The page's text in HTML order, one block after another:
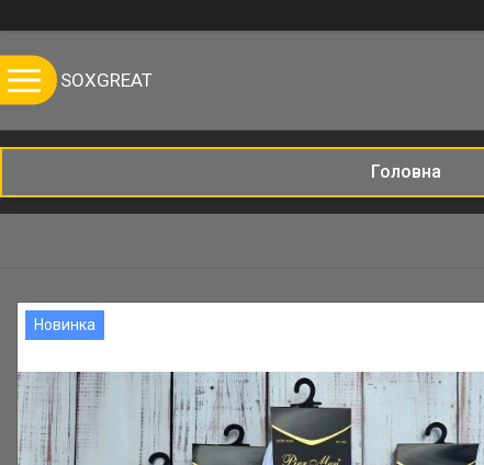
SOXGREAT
Головна
Новинка